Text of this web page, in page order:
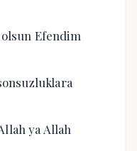
Efendim
ya Allah